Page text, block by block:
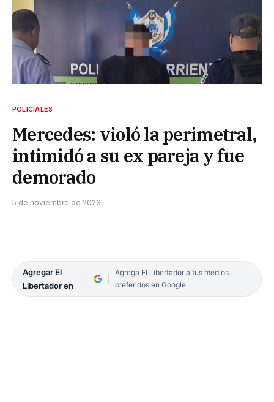
POLICIALES
Mercedes: violó la perimetral,
intimidó a su ex pareja y fue
demorado
5 de noviembre de 2023
Agregar El
Libertador en
Agrega El Libertador a tus medios
preferidos en Google